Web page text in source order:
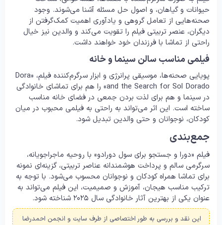
حیوانات و گیاهان، و اصول حل مسئله آشنا می‌شوند. وجود
صحنه‌هایی از تعامل گروهی و یادآوری اهمیت کمک‌گرفتن از
دیگران، عنصر تربیتی فیلم را تقویت می‌کند و والدین نیز خیال
راحتی از تماشا با فرزندان خود خواهند داشت.
فیلمی مناسب سالن سینما و خانه
پویایی صحنه‌ها، موسیقی پرانرژی و ابزار سرگرم‌کننده فیلم، «Dora
and the Search for Sol Dorado» را هم برای تماشای خانوادگی
در سینما و هم برای لذت بردن جمعی در فضای خانه مناسب
ساخته است. این اثر می‌تواند به راحتی به فیلمی محبوب در میان
کودکان، نوجوانان و حتی والدین تبدیل شود.
جمع‌بندی
فیلم «دورا و جستجو برای سول دورادو» با روحیه ماجراجویانه،
سرگرمی سالم و پرداخت هوشمندانه عناصر تربیتی، گزینه‌ای نمونه
برای تماشا همراه کودکان و نوجوانان محسوب می‌شود. با توجه به
ترکیب مناسب هیجان، آموزش و صمیمیت، این فیلم می‌تواند به
عنوان یکی از بهترین آثار خانوادگی سال ۲۰۲۵ شناخته شود.
این نقد و بررسی به طور اختصاصی از طرف سایت و انجمن احمدرضا